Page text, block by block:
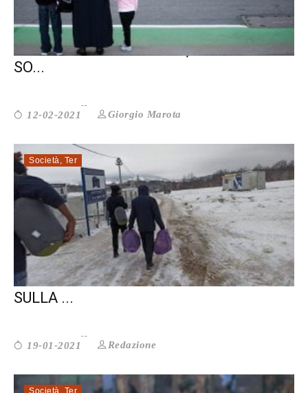
LA TRAPPOLA DEL VIRUS, CHE CATTURA
SO...
12-02-2021 Giorgio Marota
Società Ter
BASTA VIOLENZE E RESPINGIMENTI
SULLA ...
19-01-2021 Redazione
Società Ter